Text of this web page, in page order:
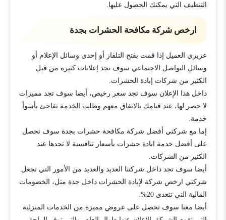
التنظيف التي يمكنك الحصول عليها.
ارخص شركة مكافحة الحشرات بجدة
عزيزي العميل إذا قمت بفتح التلفاز أو إحدى وسائل الإعلام أو
وسائل التواصل الاجتماعي سوف تجد إعلانات كثيرة من قبل
الكثير من شركات إبادة الحشرات.
داخل هذا الإعلان سوف تجد سعر رخيص، أيضا سوف تجد مميزات
لا حصر لها، عند قيامك بالاتفاق معهم وطلب الخدمة تفاجئ بأسوأ
خدمة.
إما مع شركتي أفضل شركة مكافحة حشرات بجدة سوف تحصل
على أفضل خدمة ابادة حشرات بأسعار تنافسية لا تجدها عند
الكثير من الشركات.
أيضا سوف تجد داخل شركتنا العديد والعديد من الأمور التي تجعل
شركتي ارخص شركة لإبادة الحشرات داخل جدة مثل، الخصومات
المالية التي تتعدي 20%.
أيضا معنا سوف تحصل على عروض مميزة من الخدمات المنزلية